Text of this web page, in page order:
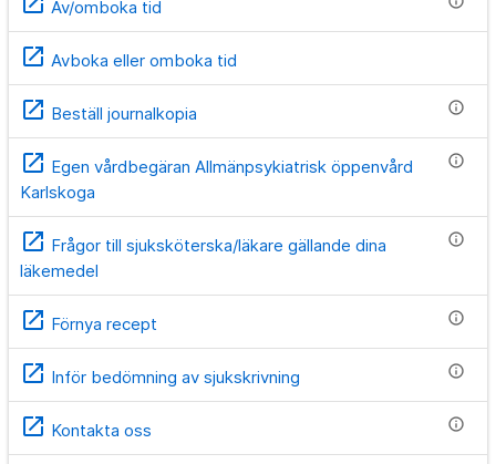
Av/omboka tid
open_in_new Avboka eller omboka tid
open_in_new Beställ journalkopia info
open_in_new Egen vårdbegäran Allmänpsykiatrisk öppenvård
Karlskoga
info
open_in_new Frågor till sjuksköterska/läkare gällande dina
läkemedel
info
open_in_new Förnya recept info
open_in_new Inför bedömning av sjukskrivning info
open_in_new Kontakta oss info